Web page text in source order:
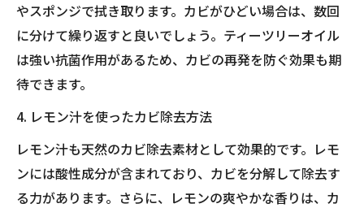
やスポンジで拭き取ります。カビがひどい場合は、数回
に分けて繰り返すと良いでしょう。ティーツリーオイル
は強い抗菌作用があるため、カビの再発を防ぐ効果も期
待できます。
4. レモン汁を使ったカビ除去方法
レモン汁も天然のカビ除去素材として効果的です。レモ
ンには酸性成分が含まれており、カビを分解して除去す
る力があります。さらに、レモンの爽やかな香りは、カ